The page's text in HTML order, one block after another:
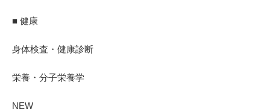
■ 健康
身体検査・健康診断
栄養・分子栄養学
NEW